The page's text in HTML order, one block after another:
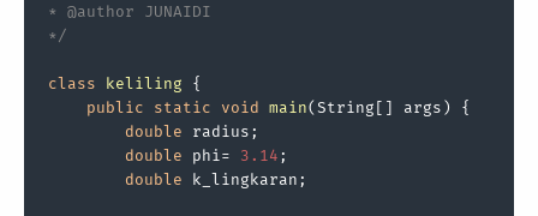
* @author JUNAIDI
*/
class keliling {
public
static void main( String[] args ) {
double radius;
double phi= 3.14 ;
double k_lingkaran;